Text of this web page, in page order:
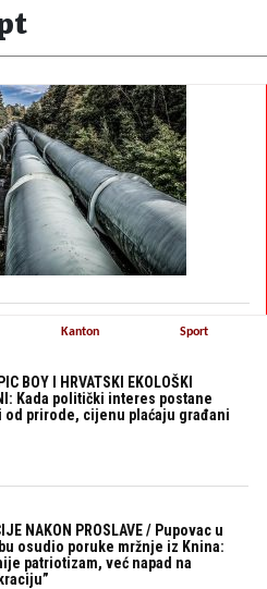
BOY I HRVATSKI EKOLOŠKI
Kada politički interes postane
od prirode, cijenu plaćaju građani
NAKON PROSLAVE / Pupovac u
osudio poruke mržnje iz Knina:
patriotizam, već napad na
Kanton Sport